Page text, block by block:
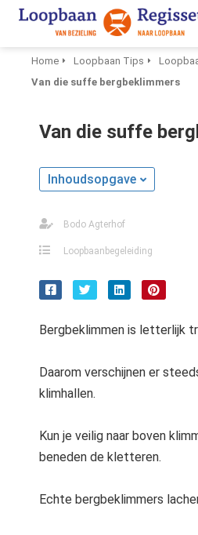
Home Loopbaan Tips
Van die suffe bergbeklimmers
Van die suffe
Inhoudsopgave
Bodo Agterhof
Loopbaanbegeleiding
Bergbeklimmen is letterlijk
Daarom verschijnen er
klimhallen.
Kun je veilig naar boven
beneden de kletteren.
Echte bergbeklimmers
om
gebruikt